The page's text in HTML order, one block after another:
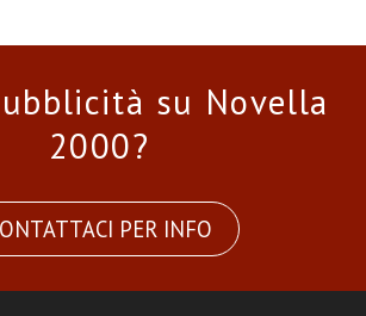
su Novella
2000?
PER INFO